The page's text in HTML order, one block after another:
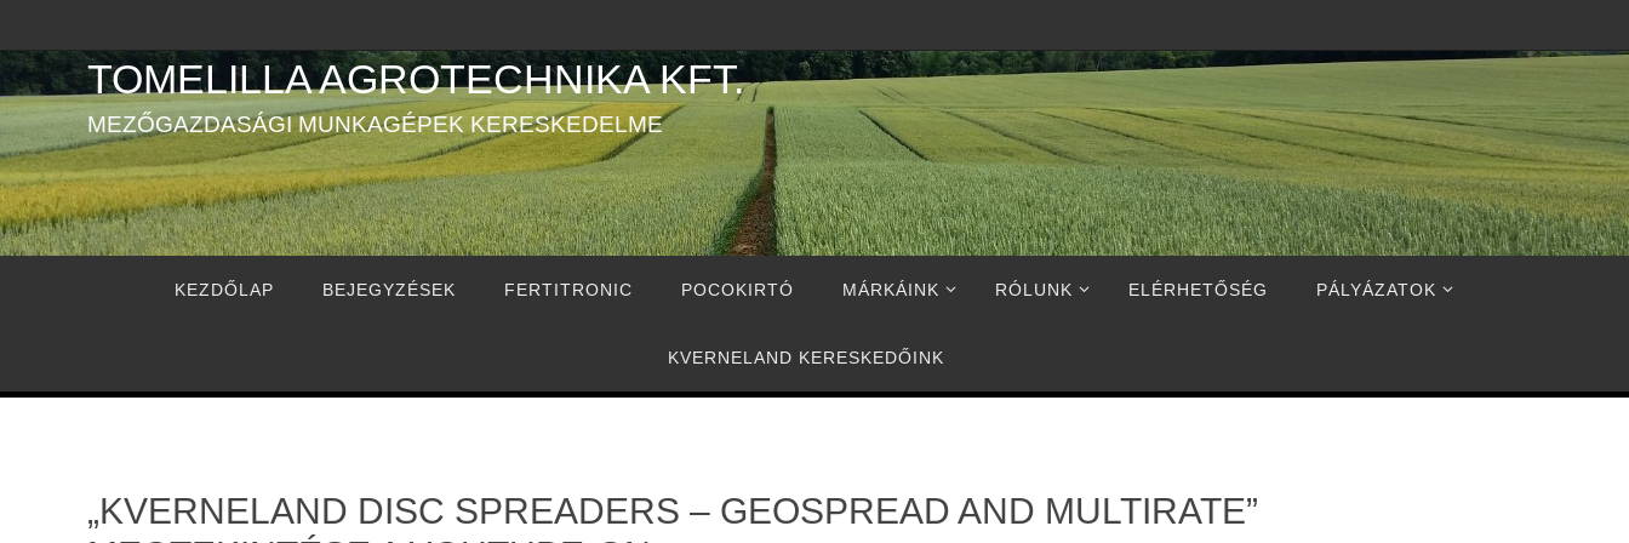
TOMELILLA AGROTECHNIKA KFT.
MEZŐGAZDASÁGI MUNKAGÉPEK KERESKEDELME
KEZDŐLAP
BEJEGYZÉSEK FERTITRONIC POCOKIRTÓ MÁRKÁINK RÓLUNK ELÉRHETŐSÉG PÁLYÁZATOK
KVERNELAND KERESKEDŐINK
„KVERNELAND DISC SPREADERS – GEOSPREAD AND MULTIRATE”